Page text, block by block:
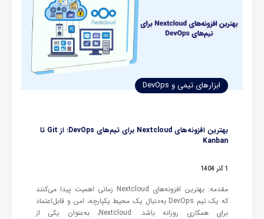
ابزارهای تیمی و DevOps
بهترین افزونه‌های Nextcloud برای تیم‌های DevOps: از Git تا
Kanban
1 آذر 1404
مقدمه: بهترین افزونه‌های Nextcloud زمانی اهمیت پیدا می‌کنند
که یک تیم DevOps به‌دنبال یک محیط یکپارچه، امن و قابل‌اعتماد
برای همکاری روزانه باشد. Nextcloud، به‌عنوان یکی از